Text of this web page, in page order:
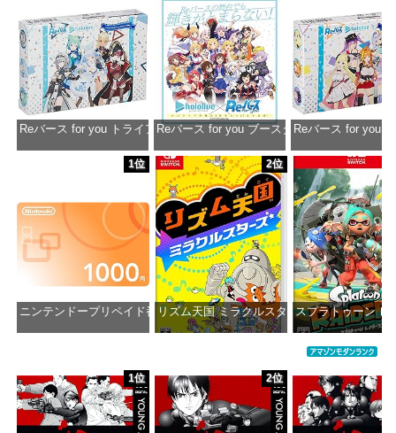
Reバース for you トライアルデッキ ホロライブプロダクション ver.ホロ
価格：¥1,650
Reバース for you ブースターパック ホロライ
価格：¥2,980
Reバース for you
価格：
1位
ニンテンドープリペイド番号 1000円|オンラインコード版
2位
リズム天国 ミラクルスターズ -Switch
スプラトゥーン レ
1位 2位